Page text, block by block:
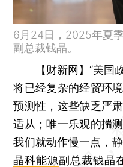
6月24日，2025年夏
副总裁钱晶。
【财新网】 “美国
将已经复杂的经贸环
预测性，这些缺乏严
适从；唯一乐观的揣
我们就动作慢一点，
晶科能源副总裁钱晶